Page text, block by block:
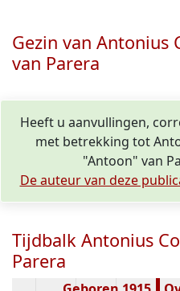
Gezin van Antonius
van Parera
Heeft u aanvullingen,
met betrekking tot
"Antoon" van
De auteur van deze
Tijdbalk Antonius
Parera